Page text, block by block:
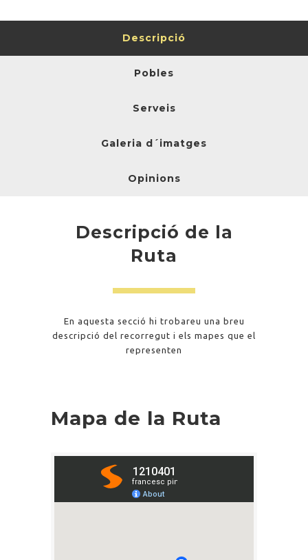
Descripció
Pobles
Serveis
Galeria d´imatges
Opinions
Descripció de la
Ruta
En aquesta secció hi trobareu una breu
descripció del recorregut i els mapes que el
representen
Mapa de la Ruta